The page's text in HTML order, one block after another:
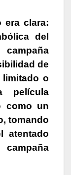
era clara:
del
de
o
película
como un
tomando
atentado